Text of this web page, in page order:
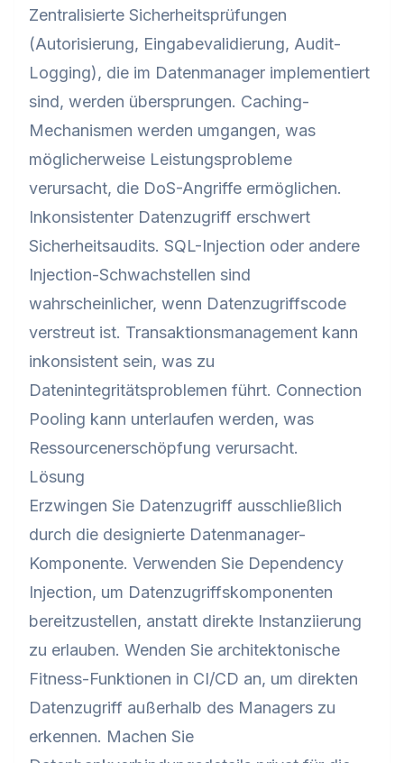
Zentralisierte Sicherheitsprüfungen
(Autorisierung, Eingabevalidierung, Audit-
Logging), die im Datenmanager implementiert
sind, werden übersprungen. Caching-
Mechanismen werden umgangen, was
möglicherweise Leistungsprobleme
verursacht, die DoS-Angriffe ermöglichen.
Inkonsistenter Datenzugriff erschwert
Sicherheitsaudits. SQL-Injection oder andere
Injection-Schwachstellen sind
wahrscheinlicher, wenn Datenzugriffscode
verstreut ist. Transaktionsmanagement kann
inkonsistent sein, was zu
Datenintegritätsproblemen führt. Connection
Pooling kann unterlaufen werden, was
Ressourcenerschöpfung verursacht.
Lösung
Erzwingen Sie Datenzugriff ausschließlich
durch die designierte Datenmanager-
Komponente. Verwenden Sie Dependency
Injection, um Datenzugriffskomponenten
bereitzustellen, anstatt direkte Instanziierung
zu erlauben. Wenden Sie architektonische
Fitness-Funktionen in CI/CD an, um direkten
Datenzugriff außerhalb des Managers zu
erkennen. Machen Sie